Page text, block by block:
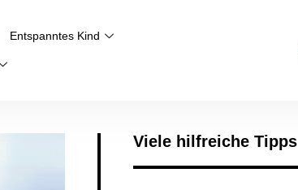
Entspanntes Kind
Viele hilfreiche Tipps